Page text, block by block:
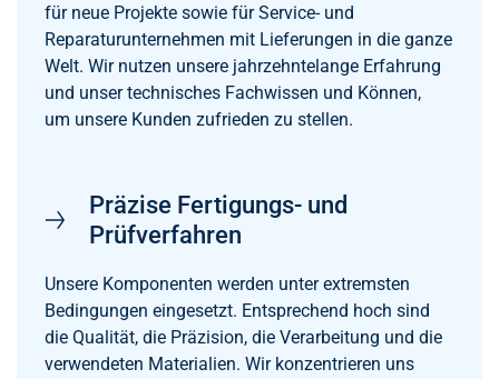
für neue Projekte sowie für Service- und
Reparaturunternehmen mit Lieferungen in die ganze
Welt. Wir nutzen unsere jahrzehntelange Erfahrung
und unser technisches Fachwissen und Können,
um unsere Kunden zufrieden zu stellen.
Präzise Fertigungs- und
Prüfverfahren
Unsere Komponenten werden unter extremsten
Bedingungen eingesetzt. Entsprechend hoch sind
die Qualität, die Präzision, die Verarbeitung und die
verwendeten Materialien. Wir konzentrieren uns